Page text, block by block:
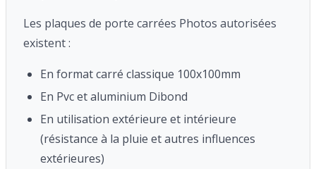
Les plaques de porte carrées Photos autorisées
existent :
En format carré classique 100x100mm
En Pvc et aluminium Dibond
En utilisation extérieure et intérieure
(résistance à la pluie et autres influences
extérieures)